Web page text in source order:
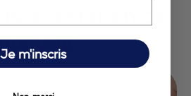
à tester en ce
Je m'inscris